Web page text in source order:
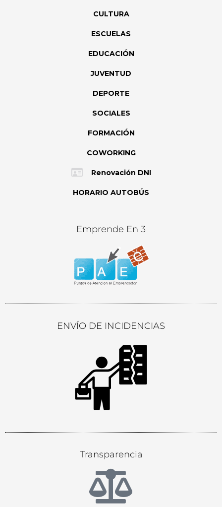
CULTURA
ESCUELAS
EDUCACIÓN
JUVENTUD
DEPORTE
SOCIALES
FORMACIÓN
COWORKING
Renovación DNI
HORARIO AUTOBÚS
Emprende En 3
ENVÍO DE INCIDENCIAS
Transparencia